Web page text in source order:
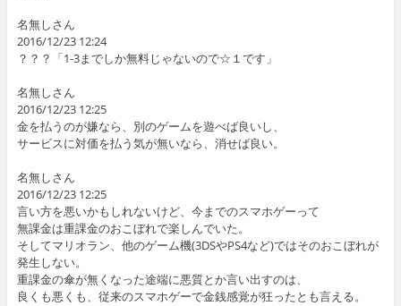
名無しさん
2016/12/23 12:24
？？？「1-3までしか無料じゃないので☆１です」
名無しさん
2016/12/23 12:25
金を払うのが嫌なら、別のゲームを遊べば良いし、
サービスに対価を払う気が無いなら、消せば良い。
名無しさん
2016/12/23 12:25
言い方を悪いかもしれないけど、今までのスマホゲーって
無課金は重課金のおこぼれで楽しんでいた。
そしてマリオラン、他のゲーム機(3DSやPS4など)ではそのおこぼれが
発生しない。
重課金の傘が無くなった途端に悪質とか言い出すのは、
良くも悪くも、従来のスマホゲーで金銭感覚が狂ったとも言える。